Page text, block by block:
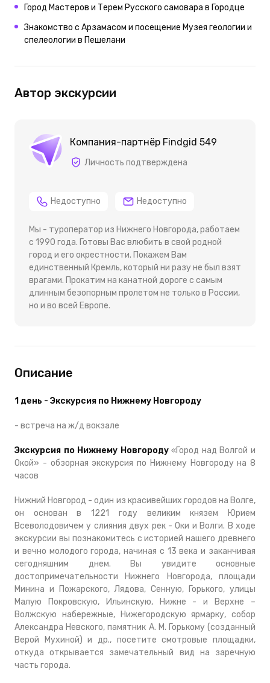
Город Мастеров и Терем Русского самовара в Городце
Знакомство с Арзамасом и посещение Музея геологии и
спелеологии в Пешелани
Автор экскурсии
Компания-партнёр Findgid 549
Личность подтверждена
Недоступно Недоступно
Мы - туроператор из Нижнего Новгорода, работаем
с 1990 года. Готовы Вас влюбить в свой родной
город и его окрестности. Покажем Вам
единственный Кремль, который ни разу не был взят
врагами. Прокатим на канатной дороге с самым
длинным безопорным пролетом не только в России,
но и во всей Европе.
Описание
1 день - Экскурсия по Нижнему Новгороду
- встреча на ж/д вокзале
Экскурсия по Нижнему Новгороду«Город над Волгой и
Окой» - обзорная экскурсия по Нижнему Новгороду на 8
часов
Нижний Новгород - один из красивейших городов на Волге,
он основан в 1221 году великим князем Юрием
Всеволодовичем у слияния двух рек - Оки и Волги. В ходе
экскурсии вы познакомитесь с историей нашего древнего
и вечно молодого города, начиная с 13 века и заканчивая
сегодняшним днем. Вы увидите основные
достопримечательности Нижнего Новгорода, площади
Минина и Пожарского, Лядова, Сенную, Горького, улицы
Малую Покровскую, Ильинскую, Нижне - и Верхне –
Волжскую набережные, Нижегородскую ярмарку, собор
Александра Невского, памятник А. М. Горькому (созданный
Верой Мухиной) и др., посетите смотровые площадки,
откуда открывается замечательный вид на заречную
часть города.